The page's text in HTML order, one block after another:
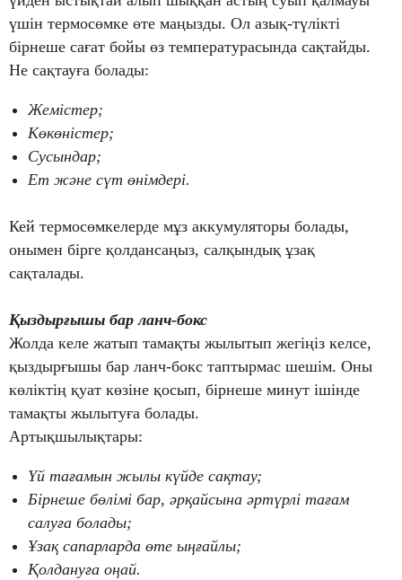
үшін термосөмке өте маңызды. Ол азық-түлікті
бірнеше сағат бойы өз температурасында сақтайды.
Не сақтауға болады:
Жемістер;
Көкөністер;
Сусындар;
Ет және сүт өнімдері.
Кей термосөмкелерде мұз аккумуляторы болады,
онымен бірге қолдансаңыз, салқындық ұзақ
сақталады.
Қыздырғышы бар ланч-бокс
Жолда келе жатып тамақты жылытып жегіңіз келсе,
қыздырғышы бар ланч-бокс таптырмас шешім. Оны
көліктің қуат көзіне қосып, бірнеше минут ішінде
тамақты жылытуға болады.
Артықшылықтары:
Үй тағамын жылы күйде сақтау;
Бірнеше бөлімі бар, әрқайсына әртүрлі тағам
салуға болады;
Ұзақ сапарларда өте ыңғайлы;
Қолдануға оңай.